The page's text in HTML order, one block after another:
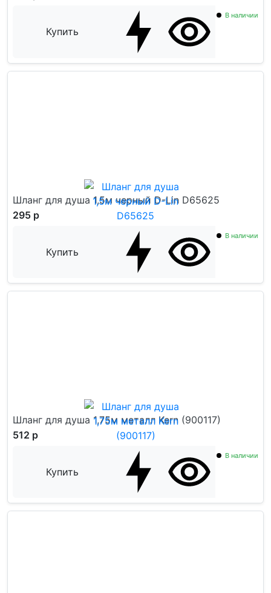
Купить
В наличии
Шланг для душа 1,5м черный D-Lin D65625
295 р
Купить
В наличии
Шланг для душа 1,75м металл Kern (900117)
512 р
Купить
В наличии